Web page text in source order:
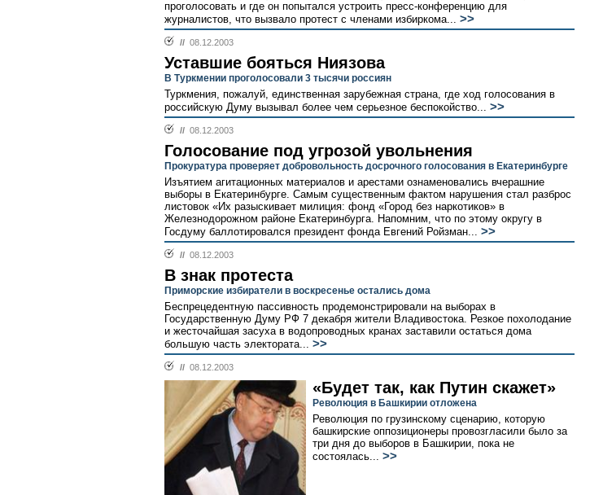
проголосовать и где он попытался устроить пресс-конференцию для
журналистов, что вызвало протест с членами избиркома... >>
// 08.12.2003
Уставшие бояться Ниязова
В Туркмении проголосовали 3 тысячи россиян
Туркмения, пожалуй, единственная зарубежная страна, где ход голосования в
российскую Думу вызывал более чем серьезное беспокойство... >>
// 08.12.2003
Голосование под угрозой увольнения
Прокуратура проверяет добровольность досрочного голосования в Екатеринбурге
Изъятием агитационных материалов и арестами ознаменовались вчерашние
выборы в Екатеринбурге. Самым существенным фактом нарушения стал разброс
листовок «Их разыскивает милиция: фонд «Город без наркотиков» в
Железнодорожном районе Екатеринбурга. Напомним, что по этому округу в
Госдуму баллотировался президент фонда Евгений Ройзман... >>
// 08.12.2003
В знак протеста
Приморские избиратели в воскресенье остались дома
Беспрецедентную пассивность продемонстрировали на выборах в
Государственную Думу РФ 7 декабря жители Владивостока. Резкое похолодание
и жесточайшая засуха в водопроводных кранах заставили остаться дома
большую часть электората... >>
// 08.12.2003
«Будет так, как Путин скажет»
Революция в Башкирии отложена
Революция по грузинскому сценарию, которую
башкирские оппозиционеры провозгласили было за
три дня до выборов в Башкирии, пока не
состоялась... >>